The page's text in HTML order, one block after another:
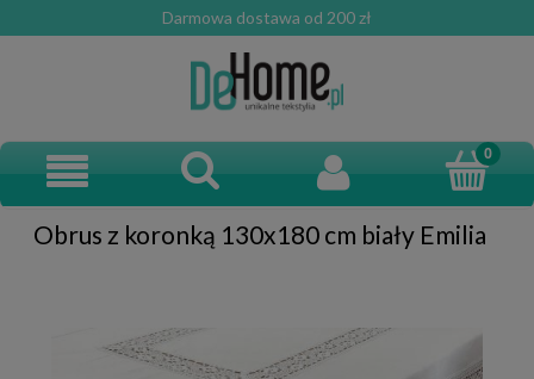
Darmowa dostawa od 200 zł
Obrus z koronką 130x180 cm biały Emilia